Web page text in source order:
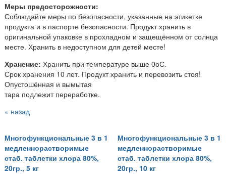
Меры предосторожности:
Соблюдайте меры по безопасности, указанные на этикетке
продукта и в паспорте безопасности. Продукт хранить в
оригинальной упаковке в прохладном и защещённом от солнца
месте. Хранить в недоступном для детей месте!
Хранение: Хранить при температуре выше 0оС.
Срок хранения 10 лет. Продукт хранить и перевозить стоя!
Опустошённая и вымытая
тара подлежит переработке.
« назад
Многофункциональные 3 в 1
медленнорастворимые
стаб. таблетки хлора 80%,
20гр., 5 кг
Многофункциональные 3 в 1
медленнорастворимые
стаб. таблетки хлора 80%,
20гр., 10 кг